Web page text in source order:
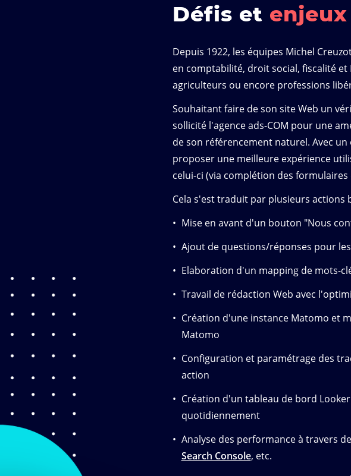
Défis et enjeux
Depuis 1922, les équipes Michel
en comptabilité, droit social, fiscalité
agriculteurs ou encore professions
Souhaitant faire de son site Web un
sollicité l'agence ads-COM pour une
de son référencement naturel. Avec
proposer une meilleure expérience
celui-ci (via complétion des
Cela s'est traduit par plusieurs actions
Mise en avant d'un bouton "Nous
Ajout de questions/réponses pour
Elaboration d'un mapping de mots-
Travail de rédaction Web avec
Création d'une instance Matomo et
Matomo
Configuration et paramétrage des
action
Création d'un tableau de bord
quotidiennement
Analyse des performance à travers
Search Console, etc.